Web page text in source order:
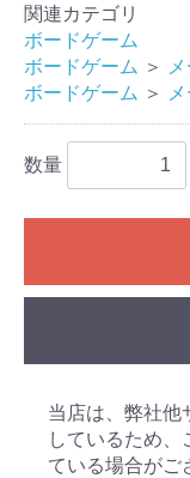
関連カテゴリ
ボードゲーム
ボードゲーム ＞
ボードゲーム ＞
数量
当店は、弊社他
しているため
ている場合がご